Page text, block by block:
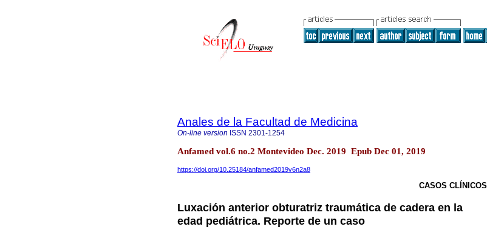
Anales de la Facultad de Medicina
On-line version ISSN 2301-1254
Anfamed vol.6 no.2 Montevideo Dec. 2019 Epub Dec 01, 2019
https://doi.org/10.25184/anfamed2019v6n2a8
CASOS CLÍNICOS
Luxación anterior obturatriz traumática de cadera en la
edad pediátrica. Reporte de un caso